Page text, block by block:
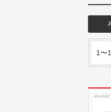
1〜